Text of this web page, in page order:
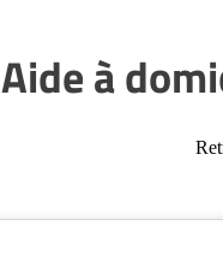
Aide à